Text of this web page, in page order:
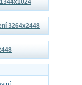
3264x2448